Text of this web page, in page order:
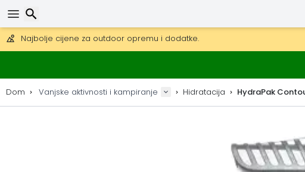
Mogućnost slanja DHL Expressom (dostava unutar 24 sata)
30 dana za povrat, 90 dana za drvene karte i dekoracije.
Najbolje cijene za outdoor opremu i dodatke.
Dom Vanjske aktivnosti i kampiranje Hidratacija HydraPak